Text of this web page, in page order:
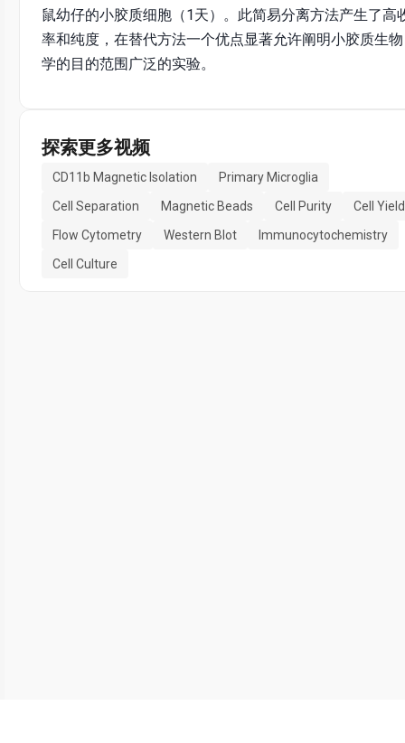
鼠幼仔的小胶质细胞（1天）。此简易分离方法产生了高
率和纯度，在替代方法一个优点显著允许阐明小胶质生物
学的目的范围广泛的实验。
探索更多视频
CD11b Magnetic Isolation
Primary Microglia
Cell Separation
Magnetic Beads Cell Purity
Cell Yield
Flow Cytometry
Western Blot
Immunocytochemistry
Cell Culture